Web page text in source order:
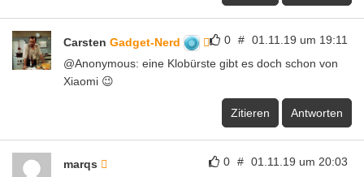
0 # 01.11.19 um 19:11
Carsten Gadget-Nerd
@Anonymous: eine Klobürste gibt es doch schon von
Xiaomi 😉
Zitieren Antworten
0 # 01.11.19 um 20:03
marqs